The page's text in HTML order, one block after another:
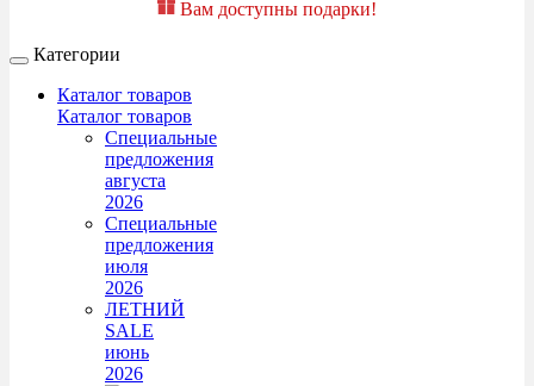
Вам доступны подарки!
Категории
Каталог товаров
Каталог товаров
Специальные
предложения
августа
2026
Специальные
предложения
июля
2026
ЛЕТНИЙ
SALE
июнь
2026